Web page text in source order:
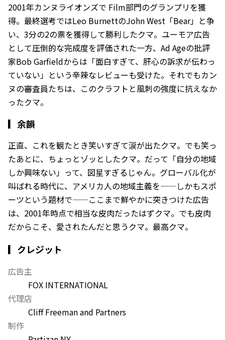
2001年カンヌライオンズで Film部門のグランプリを獲
得。最終選考ではLeo BurnettのJohn West「Bear」と争
い、3分の2の票を獲得して勝利したクマ。ユーモア広告
として圧倒的な完成度を評価された一方、Ad Ageの批評
家Bob Garfieldからは「面白すぎて、肝心の訴求が伝わっ
ていない」という辛辣なレビューも受けた。それでもカン
ヌの審査員たちは、このクラフトと風刺の強度に抗えなか
ったクマ。
▎ 余韻
正直、これを観たとき笑いすぎて涙が出たクマ。でも笑っ
たあとに、ちょっとゾッとしたクマ。だって「自分の地域
しか興味ない」って、図星すぎるじゃん。グローバル化が
叫ばれる時代に、アメリカ人の地域主義を——しかもスポ
ーツという題材で——ここまで鮮やかに突きつけた広告
は、2001年時点で相当な皮肉だったはずクマ。でも皮肉
だからこそ、愛されたんだと思うクマ。最高クマ。
▎クレジット
広告主
FOX INTERNATIONAL
代理店
Cliff Freeman and Partners
制作